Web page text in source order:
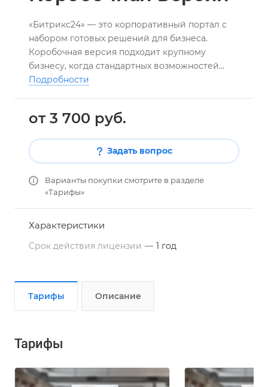
«Битрикс24» — это корпоративный портал с
набором готовых решений для бизнеса.
Коробочная версия подходит крупному
бизнесу, когда стандартных возможностей
недостаточно и в компании есть IT-
Подробности
от 3 700 руб.
Задать вопрос
Варианты покупки смотрите в разделе
«Тарифы»
Характеристики
Срок действия лицензии — 1 год
Тарифы Описание
Тарифы